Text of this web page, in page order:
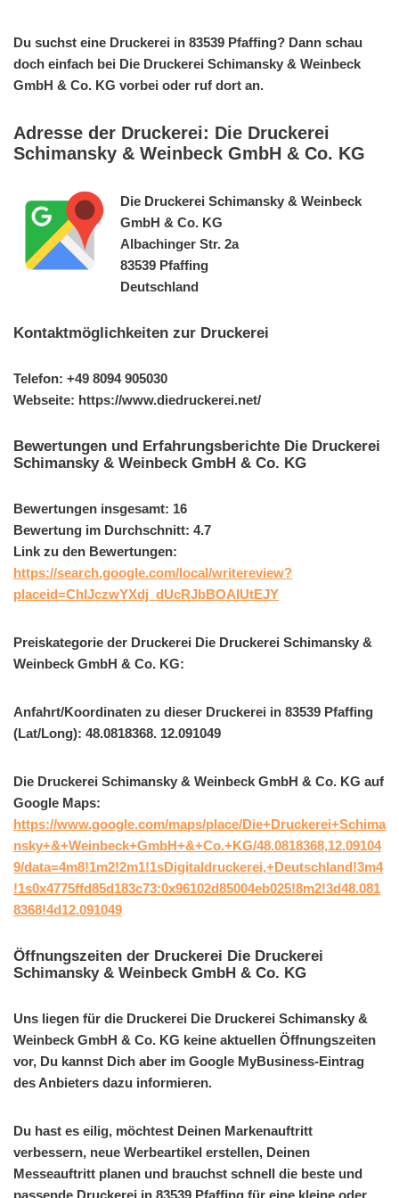
Du suchst eine Druckerei in 83539 Pfaffing? Dann schau
doch einfach bei Die Druckerei Schimansky & Weinbeck
GmbH & Co. KG vorbei oder ruf dort an.
Adresse der Druckerei: Die Druckerei
Schimansky & Weinbeck GmbH & Co. KG
Die Druckerei Schimansky & Weinbeck
GmbH & Co. KG
Albachinger Str. 2a
83539 Pfaffing
Deutschland
Kontaktmöglichkeiten zur Druckerei
Telefon: +49 8094 905030
Webseite: https://www.diedruckerei.net/
Bewertungen und Erfahrungsberichte Die Druckerei
Schimansky & Weinbeck GmbH & Co. KG
Bewertungen insgesamt: 16
Bewertung im Durchschnitt: 4.7
Link zu den Bewertungen:
https://search.google.com/local/writereview?
placeid=ChIJczwYXdj_dUcRJbBOAIUtEJY
Preiskategorie der Druckerei Die Druckerei Schimansky &
Weinbeck GmbH & Co. KG:
Anfahrt/Koordinaten zu dieser Druckerei in 83539 Pfaffing
(Lat/Long): 48.0818368. 12.091049
Die Druckerei Schimansky & Weinbeck GmbH & Co. KG auf
Google Maps:
https://www.google.com/maps/place/Die+Druckerei+Schima
nsky+&+Weinbeck+GmbH+&+Co.+KG/48.0818368,12.09104
9/data=4m8!1m2!2m1!1sDigitaldruckerei,+Deutschland!3m4
!1s0x4775ffd85d183c73:0x96102d85004eb025!8m2!3d48.081
8368!4d12.091049
Öffnungszeiten der Druckerei Die Druckerei
Schimansky & Weinbeck GmbH & Co. KG
Uns liegen für die Druckerei Die Druckerei Schimansky &
Weinbeck GmbH & Co. KG keine aktuellen Öffnungszeiten
vor, Du kannst Dich aber im Google MyBusiness-Eintrag
des Anbieters dazu informieren.
Du hast es eilig, möchtest Deinen Markenauftritt
verbessern, neue Werbeartikel erstellen, Deinen
Messeauftritt planen und brauchst schnell die beste und
passende Druckerei in 83539 Pfaffing für eine kleine oder